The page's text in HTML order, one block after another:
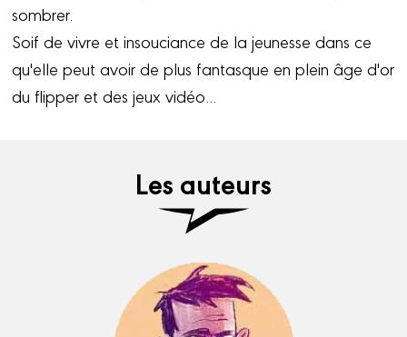
sombrer.
Soif de vivre et insouciance de la jeunesse dans ce
qu'elle peut avoir de plus fantasque en plein âge d'or
du flipper et des jeux vidéo...
Les auteurs